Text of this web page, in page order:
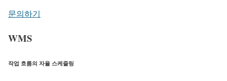
문의하기
WMS
작업 흐름의 자율 스케줄링